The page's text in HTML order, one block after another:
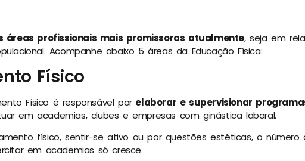
áreas profissionais mais promissoras atualmente, seja em
Acompanhe abaixo 5 áreas da Educação Física:
Físico
Físico é responsável porelaborar e supervisionar
em academias, clubes e empresas com ginástica laboral.
físico, sentir-se ativo ou por questões estéticas, o número
em academias só cresce.